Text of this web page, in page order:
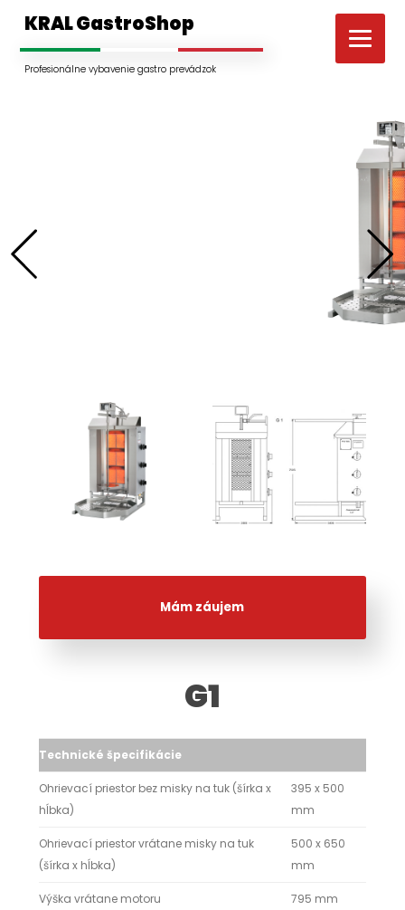
KRAL GastroShop
Profesionálne vybavenie gastro prevádzok
Mám záujem
G1
Technické špecifikácie
Ohrievací priestor bez misky na tuk (šírka x
hĺbka)
395 x 500
mm
Ohrievací priestor vrátane misky na tuk
(šírka x hĺbka)
500 x 650
mm
Výška vrátane motoru 795 mm